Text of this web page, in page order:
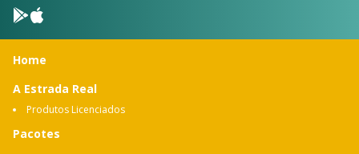
Home
A Estrada Real
Produtos Licenciados
Pacotes